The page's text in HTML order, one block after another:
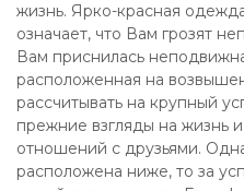
жизнь. Ярко-красная
означает, что Вам грозят
Вам приснилась
расположенная на
рассчитывать на крупный
прежние взгляды на жизнь
отношений с друзьями.
расположена ниже, то за